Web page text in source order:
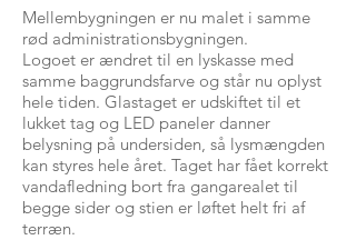
Mellembygningen er nu malet i samme
rød administrationsbygningen.
Logoet er ændret til en lyskasse med
samme baggrundsfarve og står nu oplyst
hele tiden. Glastaget er udskiftet til et
lukket tag og LED paneler danner
belysning på undersiden, så lysmængden
kan styres hele året. Taget har fået korrekt
vandafledning bort fra gangarealet til
begge sider og stien er løftet helt fri af
terræn.